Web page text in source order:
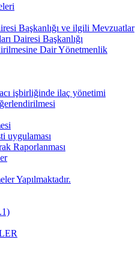
Başkanlığı ve ilgili Mevzuatlar
Dairesi Başkanlığı
Dair Yönetmenlik
işbirliğinde ilaç yönetimi
uygulaması
Raporlanması
Yapılmaktadır.